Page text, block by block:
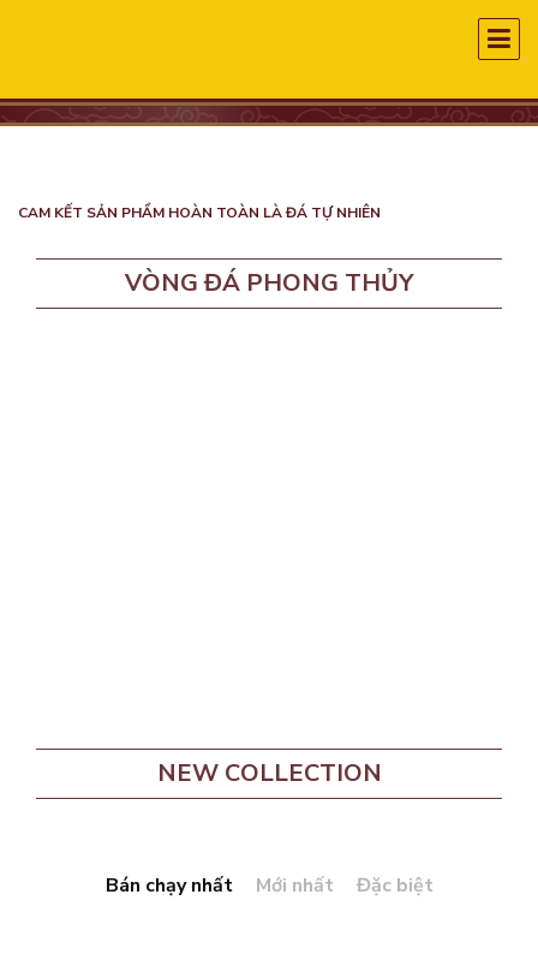
CAM KẾT SẢN PHẨM HOÀN TOÀN LÀ ĐÁ TỰ NHIÊN
VÒNG ĐÁ PHONG THỦY
NEW COLLECTION
Bán chạy nhất Mới nhất Đặc biệt